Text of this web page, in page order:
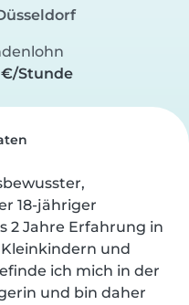
€/Stunde
18-jähriger
2 Jahre Erfahrung in
und
ich mich in der
und bin daher